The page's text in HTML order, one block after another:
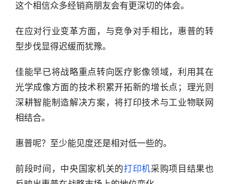
这个相信众多经销商朋友会有更深切的体会。
在应对行业变革方面，与竞争对手相比，惠普的转
型步伐显得迟缓而犹豫。
佳能早已将战略重点转向医疗影像领域，利用其在
光学成像方面的技术积累开拓新的增长点；理光则
深耕智能制造解决方案，将打印技术与工业物联网
相结合。
惠普呢？至少能见度还是相对低一些的。
前段时间，中央国家机关的打印机采购项目结果也